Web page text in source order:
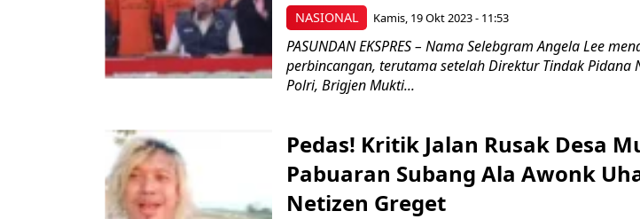
NASIONAL Kamis, 19 Okt 2023 - 11:53
PASUNDAN EKSPRES – Nama Selebgram Angela Lee
perbincangan, terutama setelah Direktur Tindak Pidana
Polri, Brigjen Mukti...
Pedas! Kritik Jalan Rusak Desa
Pabuaran Subang Ala Awonk
Netizen Greget